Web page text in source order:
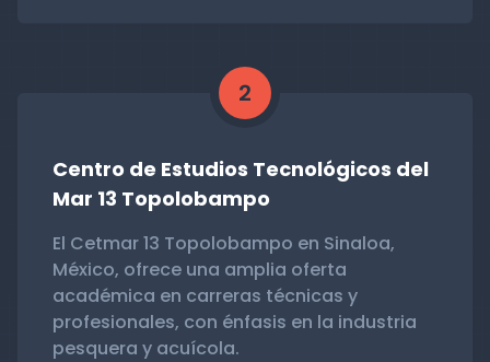
2
Centro de Estudios Tecnológicos del
Mar 13 Topolobampo
El Cetmar 13 Topolobampo en Sinaloa,
México, ofrece una amplia oferta
académica en carreras técnicas y
profesionales, con énfasis en la industria
pesquera y acuícola.